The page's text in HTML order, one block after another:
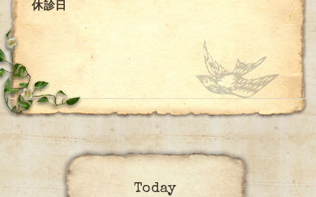
休診日
Today